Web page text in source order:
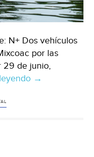
N+ Dos vehículos
por las
29 de junio,
CDMX
→